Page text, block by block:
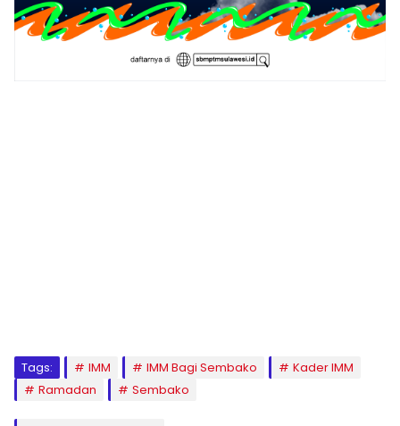
Tags: IMM IMM Bagi Sembako
Kader IMM
Ramadan
Sembako